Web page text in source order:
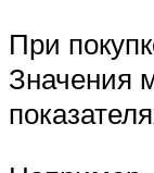
При
Значения